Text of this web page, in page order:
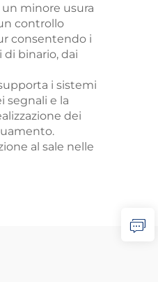
minore usura
controllo
consentendo i
binario, dai
i sistemi
segnali e la
dei
al sale nelle